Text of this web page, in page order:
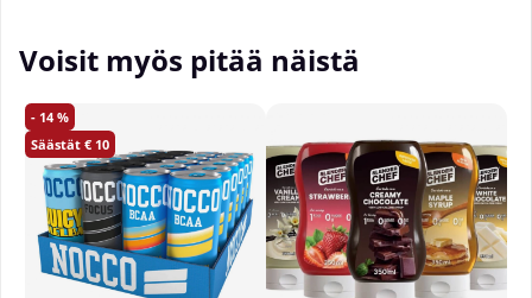
Voisit myös pitää näistä
14
10